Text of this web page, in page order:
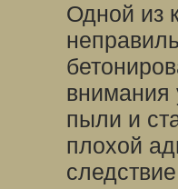
Одной из
внимания
пыли и
плохой